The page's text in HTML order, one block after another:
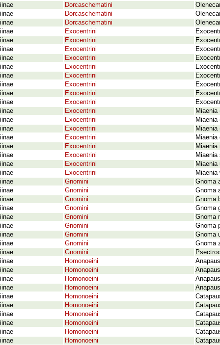
Dorcaschematini
Dorcaschematini
Dorcaschematini
Exocentrini
Exocentrini
Exocentrini
Exocentrini
Exocentrini
Exocentrini
Exocentrini
Exocentrini
Exocentrini
Exocentrini
Miaenia
Exocentrini
Miaenia
Exocentrini
Miaenia
Exocentrini
Miaenia
Exocentrini
Miaenia
Exocentrini
Exocentrini
Miaenia
Exocentrini
Miaenia
Gnomini
Gnoma
Gnomini
Gnoma
Gnomini
Gnoma
Gnomini
Gnoma
Gnomini
Gnoma
Gnomini
Gnoma
Gnomini
Gnoma
Gnomini
Gnoma
Gnomini
Homonoeini
Homonoeini
Homonoeini
Homonoeini
Homonoeini
Homonoeini
Homonoeini
Homonoeini
Homonoeini
Homonoeini